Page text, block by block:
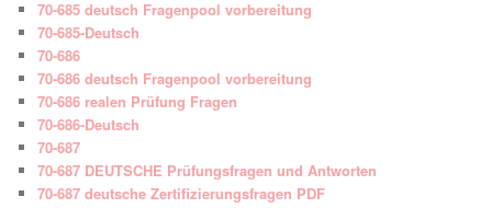
70-685 deutsch Fragenpool vorbereitung
70-685-Deutsch
70-686
70-686 deutsch Fragenpool vorbereitung
70-686 realen Prüfung Fragen
70-686-Deutsch
70-687
70-687 DEUTSCHE Prüfungsfragen und Antworten
70-687 deutsche Zertifizierungsfragen PDF